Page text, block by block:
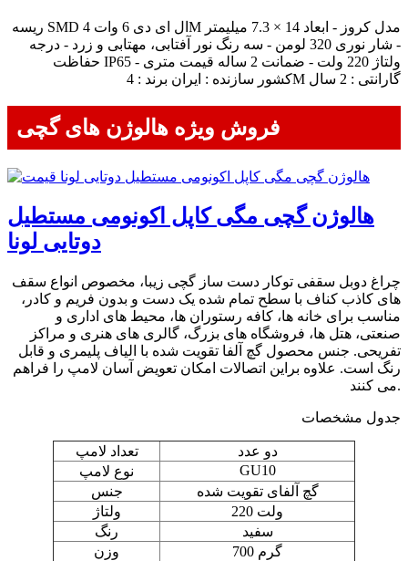
ریسه SMD ال ای دی 6 وات 4M مدل کروز - ابعاد 14 × 7.3 میلیمتر
- شار نوری 320 لومن - سه رنگ نور آفتابی، مهتابی و زرد - درجه
حفاظت IP65 - ولتاژ 220 ولت - ضمانت 2 ساله قیمت متری
کشور سازنده : ایران برند : 4M گارانتی : 2 سال
فروش ویژه هالوژن های گچی
هالوژن گچی مگی کاپل اکونومی مستطیل
دوتایی لونا
چراغ دوبل سقفی توکار دست ساز گچی زیبا، مخصوص انواع سقف
های کاذب کناف با سطح تمام شده یک دست و بدون فریم و کادر،
مناسب برای خانه ها، کافه رستوران ها، محیط های اداری و
صنعتی، هتل ها، فروشگاه های بزرگ، گالری های هنری و مراکز
تفریحی. جنس محصول گچ آلفا تقویت شده با الیاف پلیمری و قابل
رنگ است. علاوه براین اتصالات امکان تعویض آسان لامپ را فراهم
می کنند.
جدول مشخصات
تعداد لامپ
دو عدد
نوع لامپ
GU10
جنس
گچ آلفای تقویت شده
ولتاژ
220 ولت
رنگ
سفید
وزن
700 گرم